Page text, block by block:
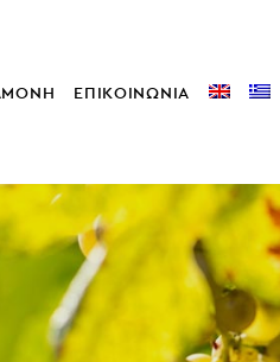
ΕΠΙΚΟΙΝΩΝΙΑ